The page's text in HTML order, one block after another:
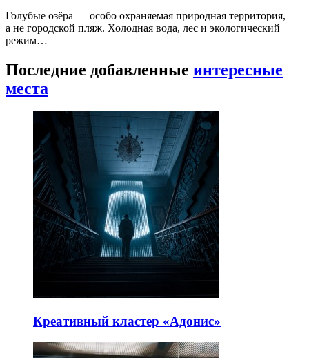
Голубые озёра — особо охраняемая природная территория,
а не городской пляж. Холодная вода, лес и экологический
режим…
Последние добавленные интересные
места
Креативный кластер «Адонис»